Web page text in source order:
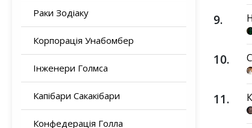
Раки Зодіаку
Корпорація Унабомбер
Інженери Голмса
Капібари Сакакібари
Конфедерація Голла
9.
10.
11.